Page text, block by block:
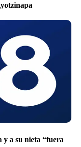
y a su nieta “fuera